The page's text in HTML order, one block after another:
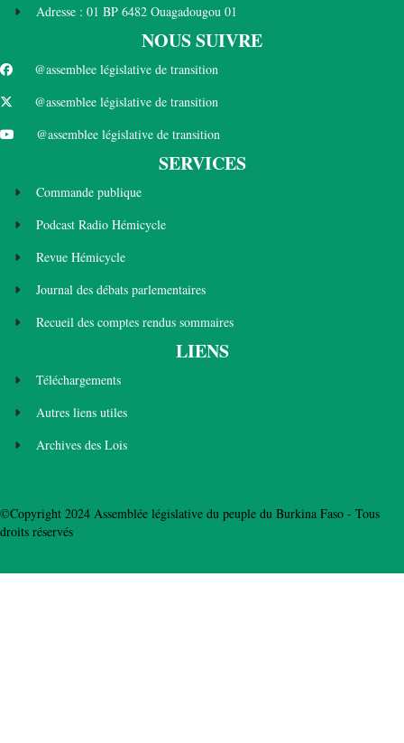
Adresse : 01 BP 6482 Ouagadougou 01
NOUS SUIVRE
@assemblee législative de transition
@assemblee législative de transition
@assemblee législative de transition
SERVICES
Commande publique
Podcast Radio Hémicycle
Revue Hémicycle
Journal des débats parlementaires
Recueil des comptes rendus sommaires
LIENS
Téléchargements
Autres liens utiles
Archives des Lois
©Copyright 2024 Assemblée législative du peuple du Burkina Faso - Tous
droits réservés